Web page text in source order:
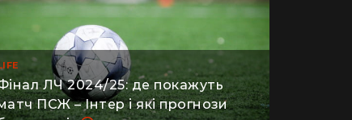
ЛЧ 2024/25: де покажуть
ПСЖ – Інтер і які прогнози